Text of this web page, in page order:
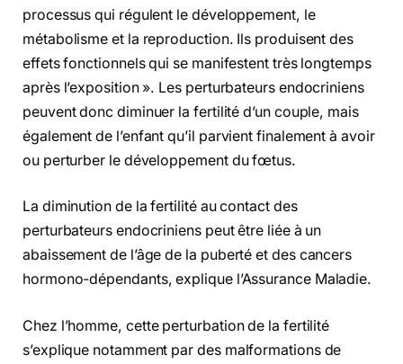
processus qui régulent le développement, le
métabolisme et la reproduction. Ils produisent des
effets fonctionnels qui se manifestent très longtemps
après l’exposition ». Les perturbateurs endocriniens
peuvent donc diminuer la fertilité d’un couple, mais
également de l’enfant qu’il parvient finalement à avoir
ou perturber le développement du fœtus.
La diminution de la fertilité au contact des
perturbateurs endocriniens peut être liée à un
abaissement de l’âge de la puberté et des cancers
hormono-dépendants, explique l’Assurance Maladie.
Chez l’homme, cette perturbation de la fertilité
s’explique notamment par des malformations de